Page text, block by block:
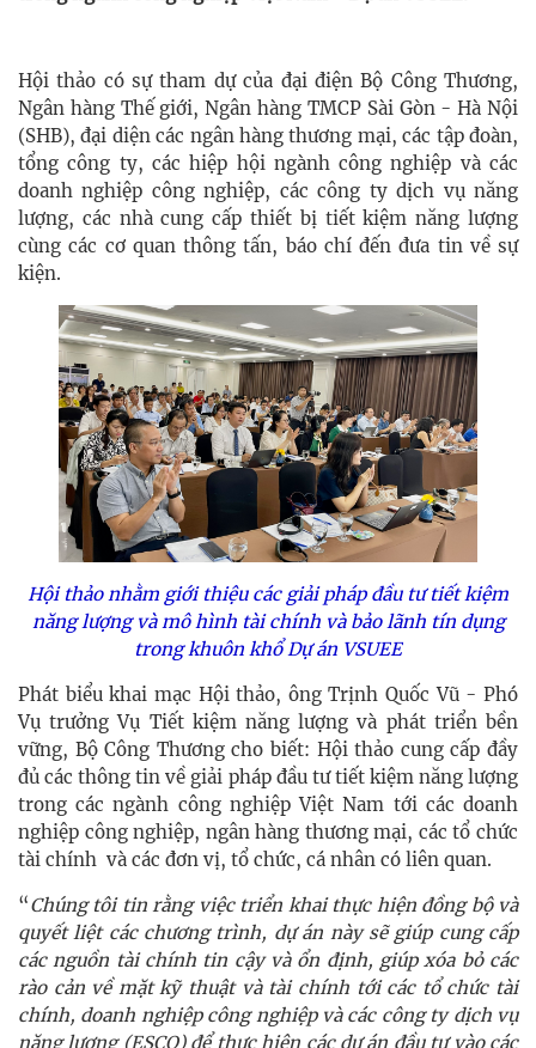
Hội thảo có sự tham dự của đại điện Bộ Công Thương,
Ngân hàng Thế giới, Ngân hàng TMCP Sài Gòn - Hà Nội
(SHB), đại diện các ngân hàng thương mại, các tập đoàn,
tổng công ty, các hiệp hội ngành công nghiệp và các
doanh nghiệp công nghiệp, các công ty dịch vụ năng
lượng, các nhà cung cấp thiết bị tiết kiệm năng lượng
cùng các cơ quan thông tấn, báo chí đến đưa tin về sự
kiện.
Hội thảo nhằm giới thiệu các giải pháp đầu tư tiết kiệm
năng lượng và mô hình tài chính và bảo lãnh tín dụng
trong khuôn khổ Dự án VSUEE
Phát biểu khai mạc Hội thảo, ông Trịnh Quốc Vũ - Phó
Vụ trưởng Vụ Tiết kiệm năng lượng và phát triển bền
vững, Bộ Công Thương cho biết: Hội thảo cung cấp đầy
đủ các thông tin về giải pháp đầu tư tiết kiệm năng lượng
trong các ngành công nghiệp Việt Nam tới các doanh
nghiệp công nghiệp, ngân hàng thương mại, các tổ chức
tài chính và các đơn vị, tổ chức, cá nhân có liên quan.
“Chúng tôi tin rằng việc triển khai thực hiện đồng bộ và
quyết liệt các chương trình, dự án này sẽ giúp cung cấp
các nguồn tài chính tin cậy và ổn định, giúp xóa bỏ các
rào cản về mặt kỹ thuật và tài chính tới các tổ chức tài
chính, doanh nghiệp công nghiệp và các công ty dịch vụ
năng lượng (ESCO) để thực hiện các dự án đầu tư vào các